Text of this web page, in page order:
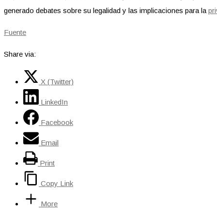
generado debates sobre su legalidad y las implicaciones para la
Fuente
Share via:
X (Twitter)
LinkedIn
Facebook
Email
Print
Copy Link
More